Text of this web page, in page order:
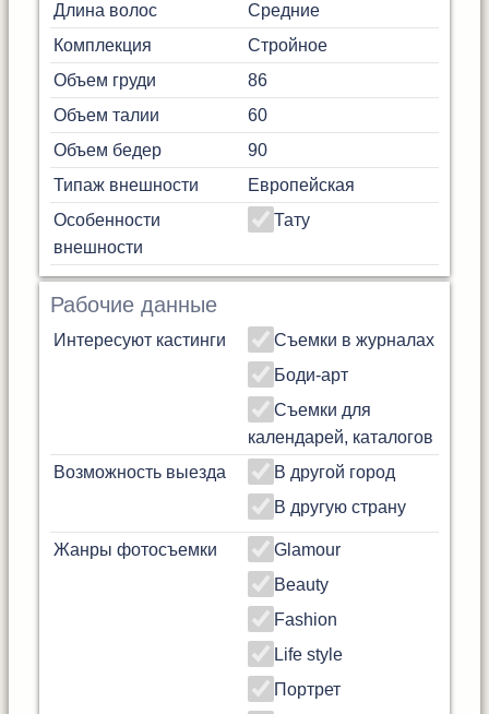
Длина волос
Средние
Комплекция
Стройное
Объем груди
86
Объем талии
60
Объем бедер
90
Типаж внешности
Европейская
Особенности
внешности
Тату
Рабочие данные
Интересуют кастинги
Съемки в журналах
Боди-арт
Съемки для
календарей, каталогов
Возможность выезда
В другой город
В другую страну
Жанры фотосъемки
Glamour
Beauty
Fashion
Life style
Портрет